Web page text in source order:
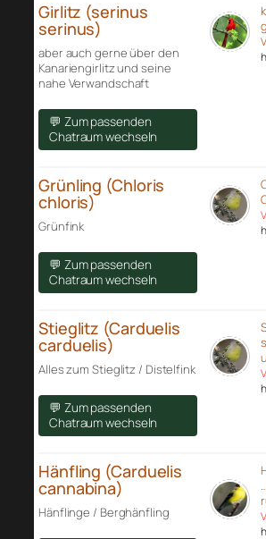
Girlitz (serinus
serinus)
aber auch gerne über den
Kanariengirlitz und seine
nahe Verwandschaft
💬 Zum passenden
Chatraum wechseln
Grünling (Chloris
chloris)
Grünfink
💬 Zum passenden
Chatraum wechseln
Stieglitz (Carduelis
carduelis)
Alles zum Stieglitz / Distelfink
💬 Zum passenden
Chatraum wechseln
Hänfling (Carduelis
cannabina)
Hänflinge / Berghänfling